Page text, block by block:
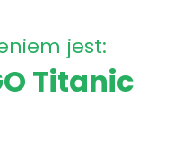
jest:
Titanic